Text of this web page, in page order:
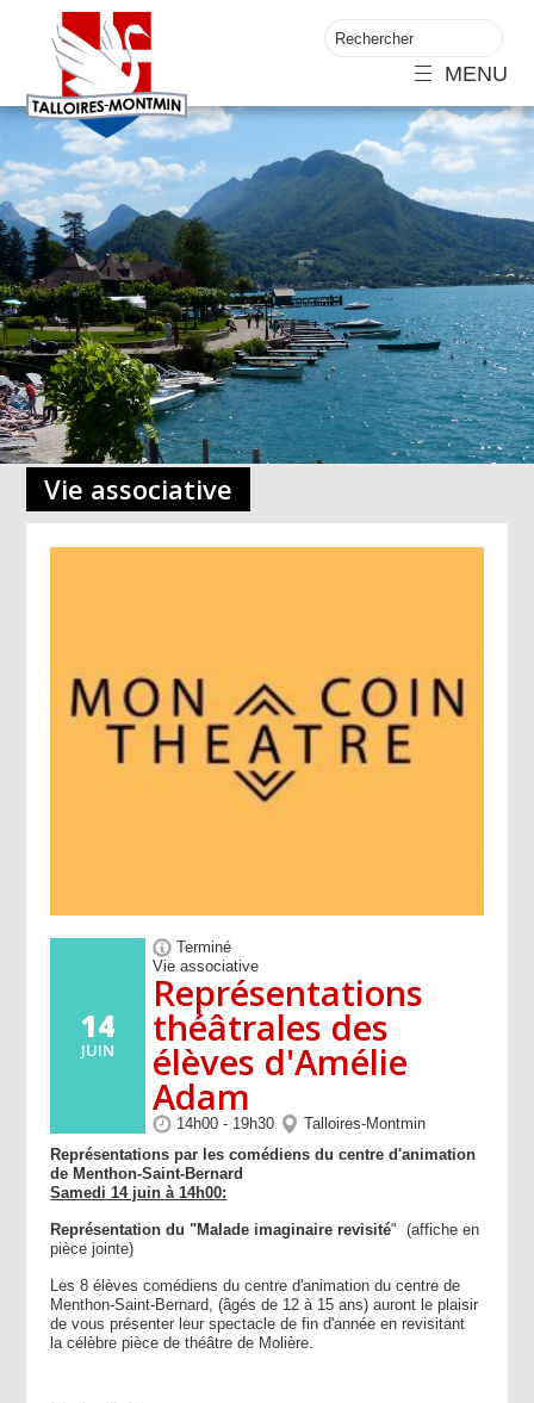
MENU
Vie associative
14
JUIN
Terminé
Vie associative
Représentations
théâtrales des
élèves d'Amélie
Adam
14h00 - 19h30
Talloires-Montmin
Représentations par les comédiens du centre d'animation
de Menthon-Saint-Bernard
Samedi 14 juin à 14h00:
Représentation du "Malade imaginaire revisité" (affiche en
pièce jointe)
Les 8 élèves comédiens du centre d'animation du centre de
Menthon-Saint-Bernard, (âgés de 12 à 15 ans) auront le plaisir
de vous présenter leur spectacle de fin d'année en revisitant
la célèbre pièce de théâtre de Molière.